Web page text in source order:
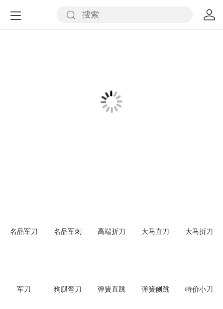
名品军刀 名品军刺 高端折刀 大马直刀 大马折刀
军刀 狗腿弯刀 弹簧直跳 弹簧侧跳 特价小刀